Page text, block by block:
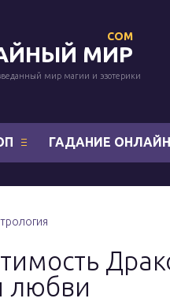
МИР
COM
мир магии и эзотерики
ГАДАНИЕ ОНЛАЙН
любви